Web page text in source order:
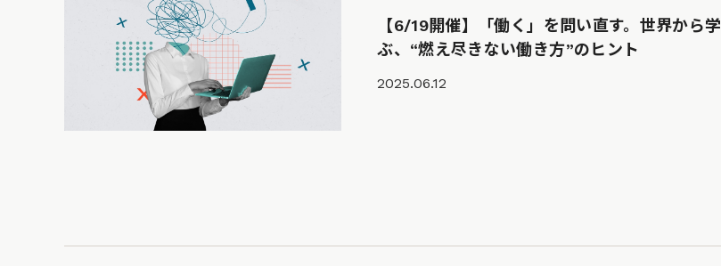
【6/19開催】「働く」を問い直す。世界から学
ぶ、“燃え尽きない働き方”のヒント
2025.06.12